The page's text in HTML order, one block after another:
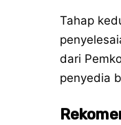
Tahap
dari
penyedia